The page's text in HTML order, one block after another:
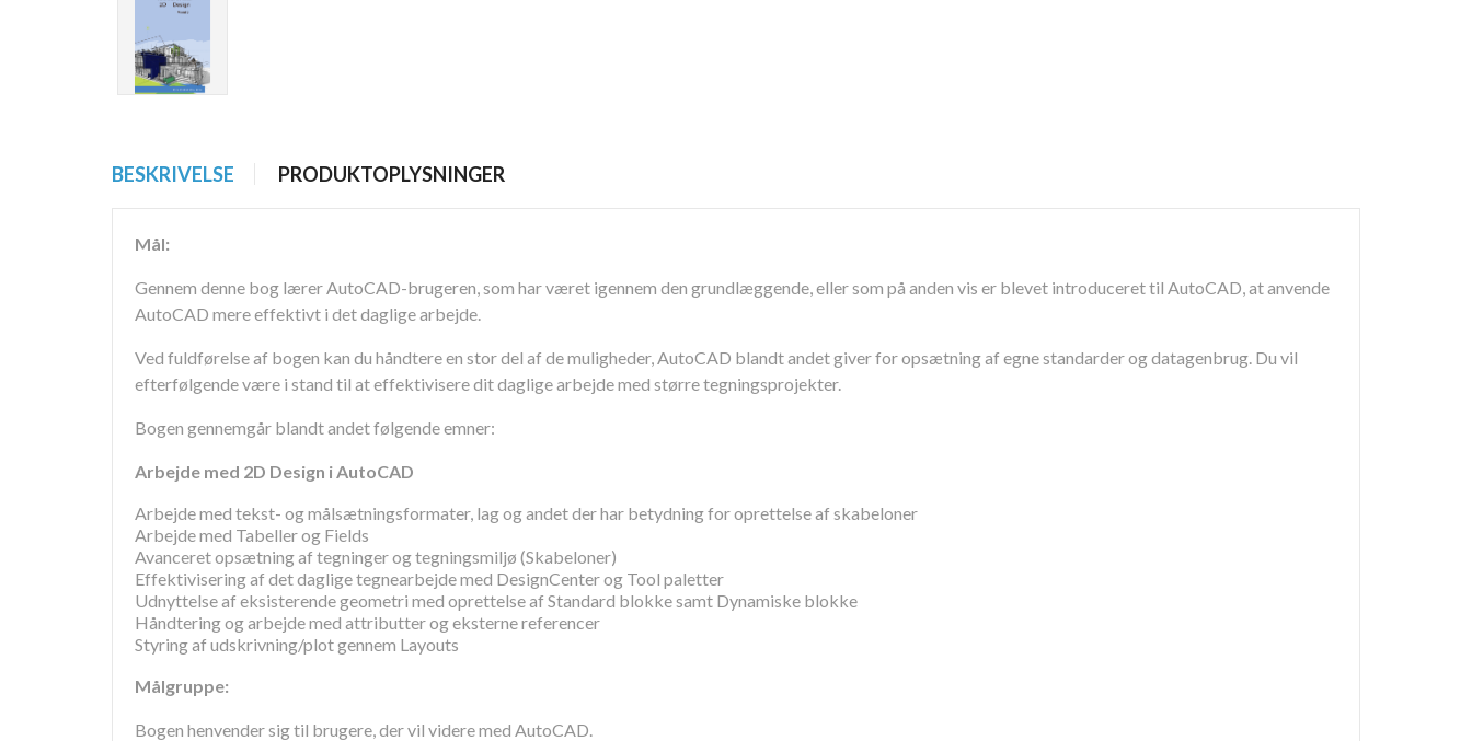
BESKRIVELSE PRODUKTOPLYSNINGER
Mål:
Gennem denne bog lærer AutoCAD-brugeren, som har været igennem den grundlæggende, eller som på anden vis er blevet introduceret til AutoCAD, at anvende
AutoCAD mere effektivt i det daglige arbejde.
Ved fuldførelse af bogen kan du håndtere en stor del af de muligheder, AutoCAD blandt andet giver for opsætning af egne standarder og datagenbrug. Du vil
efterfølgende være i stand til at effektivisere dit daglige arbejde med større tegningsprojekter.
Bogen gennemgår blandt andet følgende emner:
Arbejde med 2D Design i AutoCAD
Arbejde med tekst- og målsætningsformater, lag og andet der har betydning for oprettelse af skabeloner
Arbejde med Tabeller og Fields
Avanceret opsætning af tegninger og tegningsmiljø (Skabeloner)
Effektivisering af det daglige tegnearbejde med DesignCenter og Tool paletter
Udnyttelse af eksisterende geometri med oprettelse af Standard blokke samt Dynamiske blokke
Håndtering og arbejde med attributter og eksterne referencer
Styring af udskrivning/plot gennem Layouts
Målgruppe:
Bogen henvender sig til brugere, der vil videre med AutoCAD.